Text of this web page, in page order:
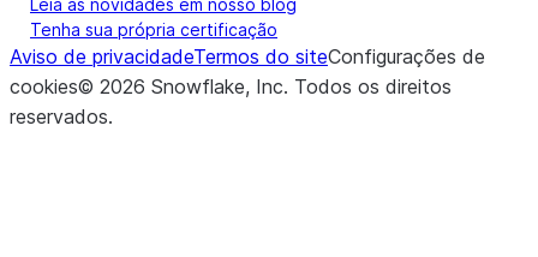
Leia as novidades em nosso blog
Tenha sua própria certificação
Aviso de privacidadeTermos do siteConfigurações de
cookies© 2026 Snowflake, Inc. Todos os direitos
reservados.